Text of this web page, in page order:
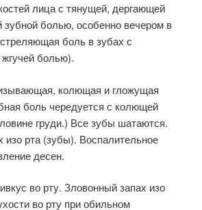
лица с тянущей, дергающей
болью, особенно вечером в
боль в зубах с
болью).
колющая и гложущая
боль чередуется с колющей
груди.) Все зубы шатаются.
изо рта (зубы). Воспалительное
десен.
во рту. Зловонный запах изо
во рту при обильном